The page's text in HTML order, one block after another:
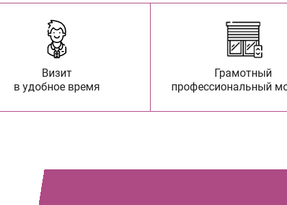
Визит
в удобное время
Грамотный
профессиональный